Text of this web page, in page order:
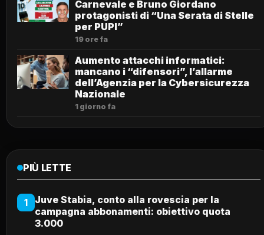
Carnevale e Bruno Giordano
protagonisti di “Una Serata di Stelle
per PUPI”
19 ore fa
Aumento attacchi informatici:
mancano i “difensori”, l’allarme
dell’Agenzia per la Cybersicurezza
Nazionale
1 giorno fa
PIÙ LETTE
1
Juve Stabia, conto alla rovescia per la
campagna abbonamenti: obiettivo quota
3.000